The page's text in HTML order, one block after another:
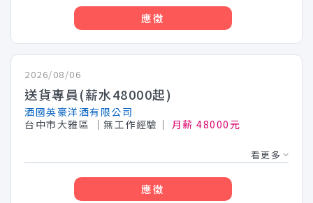
應徵
2026/08/06
送貨專員(薪水48000起)
酒國英豪洋酒有限公司
台中市大雅區
│無工作經驗│ 月薪 48000元
看更多
應徵